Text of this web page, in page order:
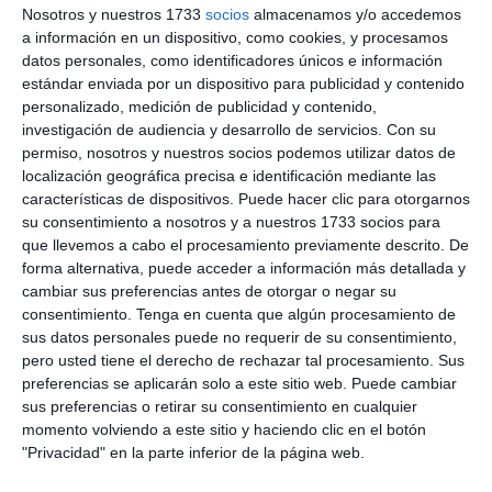
Nosotros y nuestros 1733 socios almacenamos y/o accedemos
a información en un dispositivo, como cookies, y procesamos
datos personales, como identificadores únicos e información
estándar enviada por un dispositivo para publicidad y contenido
personalizado, medición de publicidad y contenido,
investigación de audiencia y desarrollo de servicios. Con su
permiso, nosotros y nuestros socios podemos utilizar datos de
localización geográfica precisa e identificación mediante las
características de dispositivos. Puede hacer clic para otorgarnos
su consentimiento a nosotros y a nuestros 1733 socios para
que llevemos a cabo el procesamiento previamente descrito. De
forma alternativa, puede acceder a información más detallada y
cambiar sus preferencias antes de otorgar o negar su
consentimiento. Tenga en cuenta que algún procesamiento de
sus datos personales puede no requerir de su consentimiento,
pero usted tiene el derecho de rechazar tal procesamiento. Sus
preferencias se aplicarán solo a este sitio web. Puede cambiar
sus preferencias o retirar su consentimiento en cualquier
momento volviendo a este sitio y haciendo clic en el botón
"Privacidad" en la parte inferior de la página web.
la
entrada:
la
entrada:
¿POLARIZACIÓN HORIZONTAL O
VERTICAL?
Llevamos bastante tiempo hablando de la mejor posición de
los detectores de radar, y la famosapolaridad de la onda
quizá por inercia, identificamos al revés la polaridad, o
mejor dicho, con 90 grados de error.